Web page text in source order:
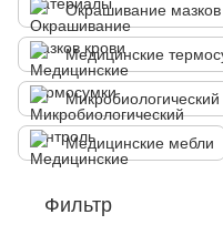
Окрашивание мазков
Медицинские
Микробиологический
Медицинские мебли
Фильтр